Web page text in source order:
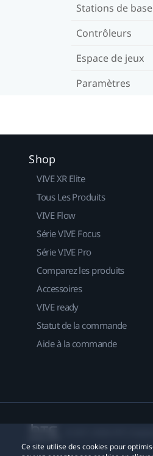
Stations de base
Contrôleurs
Espace de jeux
Paramètres
Ce site utilise des cookies pour
Shop
VIVE XR Elite
Tous Les Produits
VIVE Flow
Série VIVE Focus
Série VIVE Pro
Comparez les produits
Accessoires
VIVE ready
Statut de la commande
Aide à la commande